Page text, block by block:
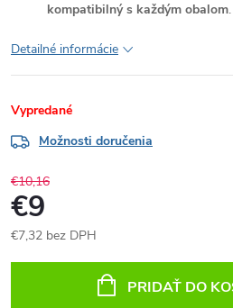
kompatibilný s každým obalom.
Detailné informácie
Vypredané
Možnosti doručenia
€10,16
€9
€7,32 bez DPH
PRIDAŤ DO